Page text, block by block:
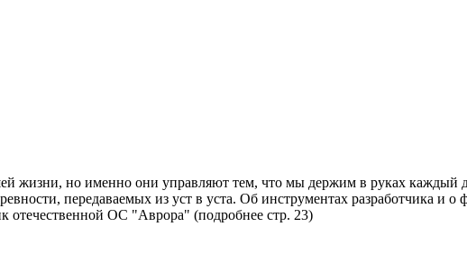
жизни, но именно они управляют тем, что мы держим в руках каждый
передаваемых из уст в уста. Об инструментах разработчика и
отечественной ОС "Аврора" (подробнее стр. 23)